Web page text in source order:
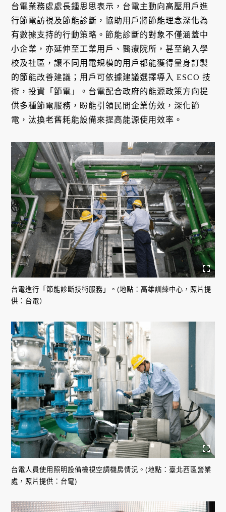
台電業務處處長鍾思思表示，台電主動向高壓用戶進
行節電訪視及節能診斷，協助用戶將節能理念深化為
有數據支持的行動策略。節能診斷的對象不僅涵蓋中
小企業，亦延伸至工業用戶、醫療院所，甚至納入學
校及社區，讓不同用電規模的用戶都能獲得量身訂製
的節能改善建議；用戶可依據建議選擇導入 ESCO 技
術，投資「節電」。台電配合政府的能源政策方向提
供多種節電服務，盼能引領民間企業仿效，深化節
電，汰換老舊耗能設備來提高能源使用效率。
台電進行「節能診斷技術服務」。(地點：高雄訓練中心，照片提
供：台電）
台電人員使用照明設備檢視空調機房情況。(地點：臺北西區營業
處，照片提供：台電)